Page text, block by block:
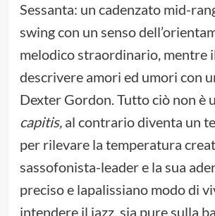
Sessanta: un cadenzato mid-
swing con un senso
melodico straordinario, mentre
descrivere amori ed umori con
Dexter Gordon. Tutto ciò non è
capitis, al contrario diventa un
per rilevare la temperatura
sassofonista-leader e la sua
preciso e lapalissiano modo di
intendere il jazz, sia pure sulla